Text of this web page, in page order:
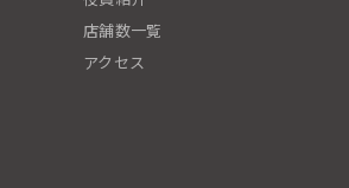
店舗数一覧
アクセス